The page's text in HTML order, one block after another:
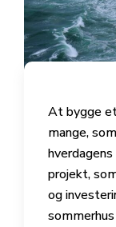
At bygge
mange,
projekt,
og